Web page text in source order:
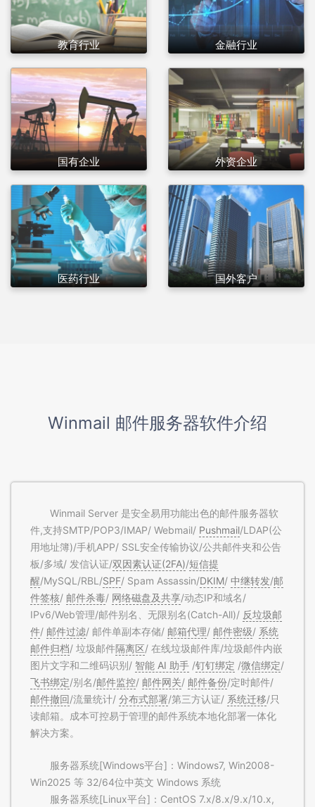
教育行业 金融行业
国有企业 外资企业
医药行业 国外客户
Winmail 邮件服务器软件介绍
Winmail Server 是安全易用功能出色的邮件服务器软
件,支持SMTP/POP3/IMAP/ Webmail/ Pushmail/LDAP(公
用地址簿)/手机APP/ SSL安全传输协议/公共邮件夹和公告
板/多域/ 发信认证/双因素认证(2FA)/短信提
醒/MySQL/RBL/SPF/ Spam Assassin/DKIM/ 中继转发/邮
件签核/ 邮件杀毒/ 网络磁盘及共享/动态IP和域名/
IPv6/Web管理/邮件别名、无限别名(Catch-All)/ 反垃圾邮
件/ 邮件过滤/ 邮件单副本存储/ 邮箱代理/ 邮件密级/ 系统
邮件归档/ 垃圾邮件隔离区/ 在线垃圾邮件库/垃圾邮件内嵌
图片文字和二维码识别/ 智能 AI 助手 /钉钉绑定 /微信绑定/
飞书绑定/别名/邮件监控/ 邮件网关/ 邮件备份/定时邮件/
邮件撤回/流量统计/ 分布式部署/第三方认证/ 系统迁移/只
读邮箱。成本可控易于管理的邮件系统本地化部署一体化
解决方案。
服务器系统[Windows平台]：Windows7, Win2008-
Win2025 等 32/64位中英文 Windows 系统
服务器系统[Linux平台]：CentOS 7.x/8.x/9.x/10.x,